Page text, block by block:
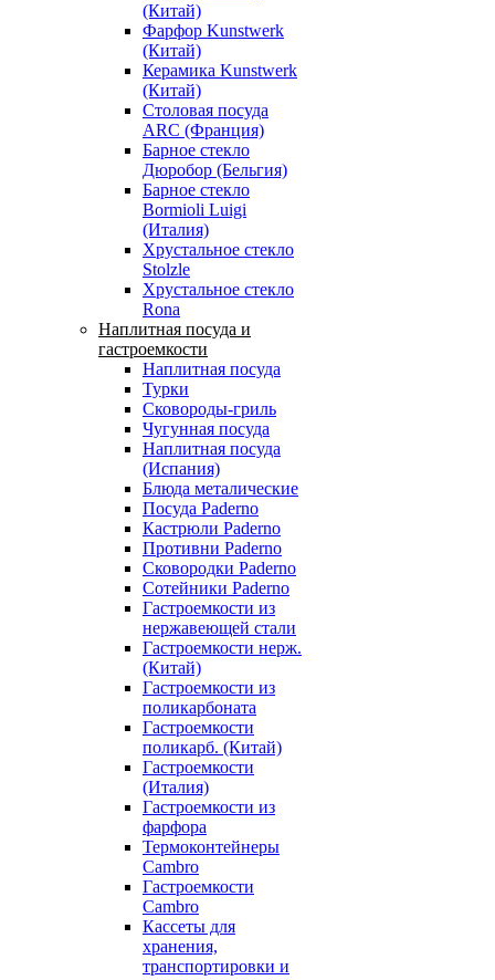
(Китай)
Фарфор Kunstwerk
(Китай)
Керамика Kunstwerk
(Китай)
Столовая посуда
ARC (Франция)
Барное стекло
Дюробор (Бельгия)
Барное стекло
Bormioli Luigi
(Италия)
Хрустальное стекло
Stolzle
Хрустальное стекло
Rona
Наплитная посуда и
гастроемкости
Наплитная посуда
Турки
Сковороды-гриль
Чугунная посуда
Наплитная посуда
(Испания)
Блюда металические
Посуда Paderno
Кастрюли Paderno
Противни Paderno
Сковородки Paderno
Сотейники Paderno
Гастроемкости из
нержавеющей стали
Гастроемкости нерж.
(Китай)
Гастроемкости из
поликарбоната
Гастроемкости
поликарб. (Китай)
Гастроемкости
(Италия)
Гастроемкости из
фарфора
Термоконтейнеры
Cambro
Гастроемкости
Cambro
Кассеты для
хранения,
транспортировки и